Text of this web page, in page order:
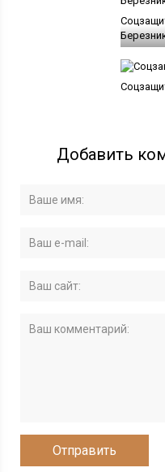
Добавить